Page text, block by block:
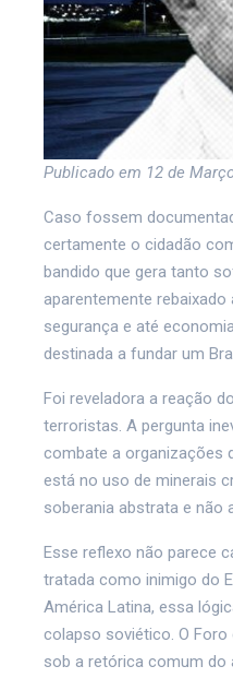
Publicado em 12 de
Caso fossem
certamente o cidadão
bandido que gera tanto
aparentemente
segurança e até
destinada a fundar um
Foi reveladora a reação
terroristas. A pergunta
combate a organizações
está no uso de minerais
soberania abstrata e não
Esse reflexo não parece
tratada como inimigo do
América Latina, essa
colapso soviético. O
sob a retórica comum do